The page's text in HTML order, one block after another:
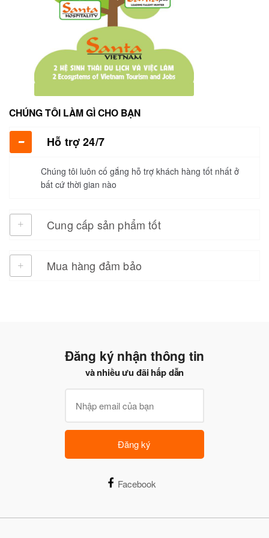
CHÚNG TÔI LÀM GÌ CHO BẠN
Hỗ trợ 24/7
Chúng tôi luôn cố gắng hỗ trợ khách hàng tốt nhất ở
bất cứ thời gian nào
Cung cấp sản phẩm tốt
Mua hàng đảm bảo
Đăng ký nhận thông tin
và nhiều ưu đãi hấp dẫn
Đăng ký
Facebook